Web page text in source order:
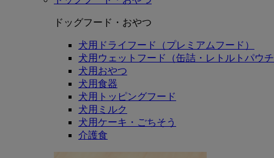
ドッグフード・おやつ
犬用ドライフード（プレミアムフード）
犬用ウェットフード（缶詰・レトルトパウ
犬用おやつ
犬用食器
犬用トッピングフード
犬用ミルク
犬用ケーキ・ごちそう
介護食